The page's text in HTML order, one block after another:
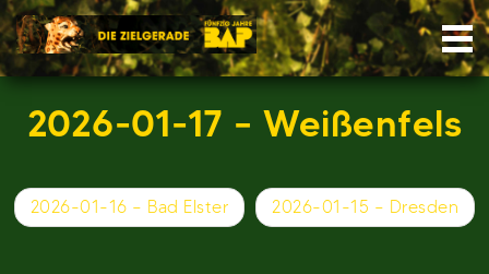
Skip
to
content
2026-01-17 – Weißenfels
Beitragsnavigation
2026-01-16 – Bad Elster 2026-01-15 – Dresden